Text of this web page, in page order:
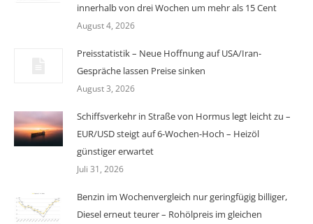
innerhalb von drei Wochen um mehr als 15 Cent
August 4, 2026
Preisstatistik – Neue Hoffnung auf USA/Iran-
Gespräche lassen Preise sinken
August 3, 2026
Schiffsverkehr in Straße von Hormus legt leicht zu –
EUR/USD steigt auf 6-Wochen-Hoch – Heizöl
günstiger erwartet
Juli 31, 2026
Benzin im Wochenvergleich nur geringfügig billiger,
Diesel erneut teurer – Rohölpreis im gleichen